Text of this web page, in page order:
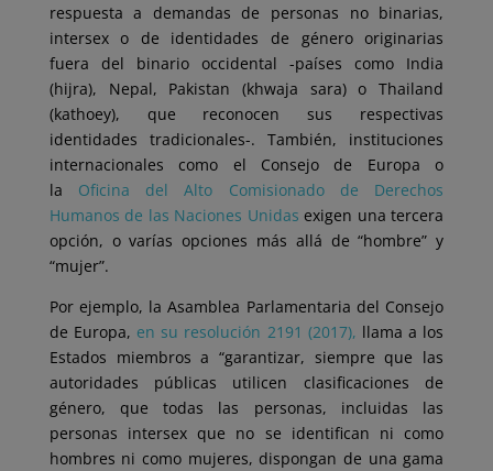
respuesta a demandas de personas no binarias,
intersex o de identidades de género originarias
fuera del binario occidental -países como India
(hijra), Nepal, Pakistan (khwaja sara) o Thailand
(kathoey), que reconocen sus respectivas
identidades tradicionales-. También, instituciones
internacionales como el Consejo de Europa o
la Oficina del Alto Comisionado de Derechos
Humanos de las Naciones Unidas exigen una tercera
opción, o varías opciones más allá de “hombre” y
“mujer”.
Por ejemplo, la Asamblea Parlamentaria del Consejo
de Europa, en su resolución 2191 (2017), llama a los
Estados miembros a “garantizar, siempre que las
autoridades públicas utilicen clasificaciones de
género, que todas las personas, incluidas las
personas intersex que no se identifican ni como
hombres ni como mujeres, dispongan de una gama